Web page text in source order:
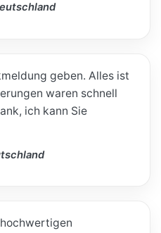
geben. Alles ist
waren schnell
ich kann Sie